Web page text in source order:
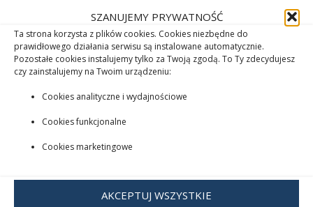
SZANUJEMY PRYWATNOŚĆ
Ta strona korzysta z plików cookies. Cookies niezbędne do
prawidłowego działania serwisu są instalowane automatycznie.
Pozostałe cookies instalujemy tylko za Twoją zgodą. To Ty zdecydujesz
czy zainstalujemy na Twoim urządzeniu:
Cookies analityczne i wydajnościowe
Cookies funkcjonalne
Cookies marketingowe
AKCEPTUJ WSZYSTKIE
NASI PRODUCENCI